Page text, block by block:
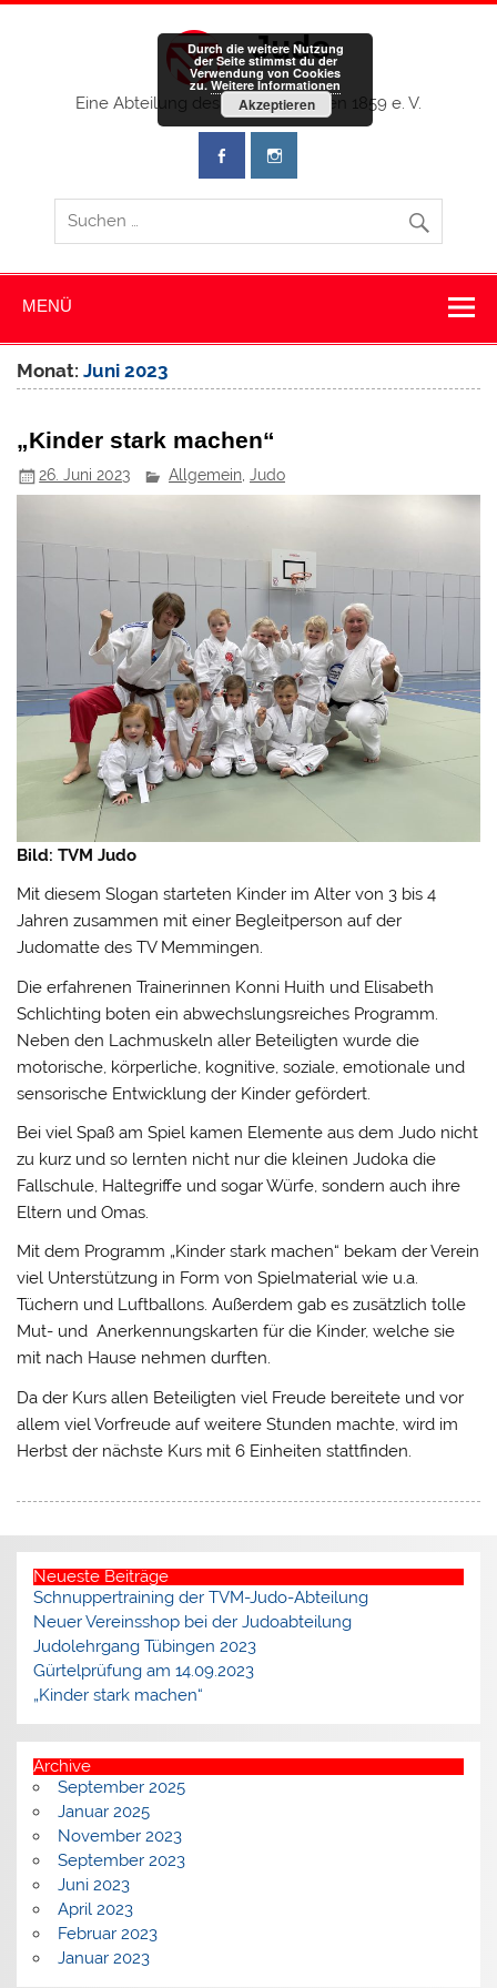
Zum
Judo
Eine Abteilung des TV Memmingen 1859 e. V.
MENÜ
Monat:Juni 2023
„Kinder stark machen“
26. Juni 2023 Allgemein ,Judo
Bild: TVM Judo
Mit diesem Slogan starteten Kinder im Alter von 3 bis 4
Jahren zusammen mit einer Begleitperson auf der
Judomatte des TV Memmingen.
Die erfahrenen Trainerinnen Konni Huith und Elisabeth
Schlichting boten ein abwechslungsreiches Programm.
Neben den Lachmuskeln aller Beteiligten wurde die
motorische, körperliche, kognitive, soziale, emotionale und
sensorische Entwicklung der Kinder gefördert.
Bei viel Spaß am Spiel kamen Elemente aus dem Judo nicht
zu kurz und so lernten nicht nur die kleinen Judoka die
Fallschule, Haltegriffe und sogar Würfe, sondern auch ihre
Eltern und Omas.
Mit dem Programm „Kinder stark machen“ bekam der Verein
viel Unterstützung in Form von Spielmaterial wie u.a.
Tüchern und Luftballons. Außerdem gab es zusätzlich tolle
Mut- und Anerkennungskarten für die Kinder, welche sie
mit nach Hause nehmen durften.
Da der Kurs allen Beteiligten viel Freude bereitete und vor
allem viel Vorfreude auf weitere Stunden machte, wird im
Herbst der nächste Kurs mit 6 Einheiten stattfinden.
Neueste Beiträge
Schnuppertraining der TVM-Judo-Abteilung
Neuer Vereinsshop bei der Judoabteilung
Judolehrgang Tübingen 2023
Gürtelprüfung am 14.09.2023
„Kinder stark machen“
Archive
September 2025
Januar 2025
November 2023
September 2023
Juni 2023
April 2023
Februar 2023
Januar 2023
Durch die weitere Nutzung
der Seite stimmst du der
Verwendung von Cookies
zu.Weitere Informationen
Akzeptieren